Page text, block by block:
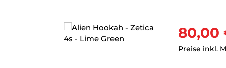
80,00
Preise inkl.